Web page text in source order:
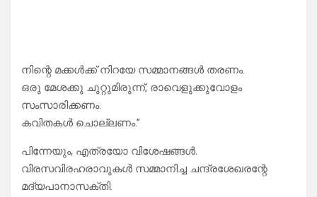
നിന്റെ മക്കൾക്ക് നിറയേ സമ്മാനങ്ങൾ തരണം.
ഒരു മേശക്കു ചുറ്റുമിരുന്ന്, രാവെളുക്കുവോളം
സംസാരിക്കണം.
കവിതകൾ ചൊല്ലണം.”
പിന്നേയും, എത്രയോ വിശേഷങ്ങൾ.
വിരസവിരഹരാവുകൾ സമ്മാനിച്ച ചന്ദ്രശേഖരന്റേ
മദ്യപാനാസക്തി.